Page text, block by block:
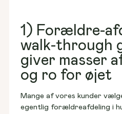
1) Forældre-
walk-through
giver masser
og ro for øjet
Mange af vores kunder
egentlig forældreafdeling i